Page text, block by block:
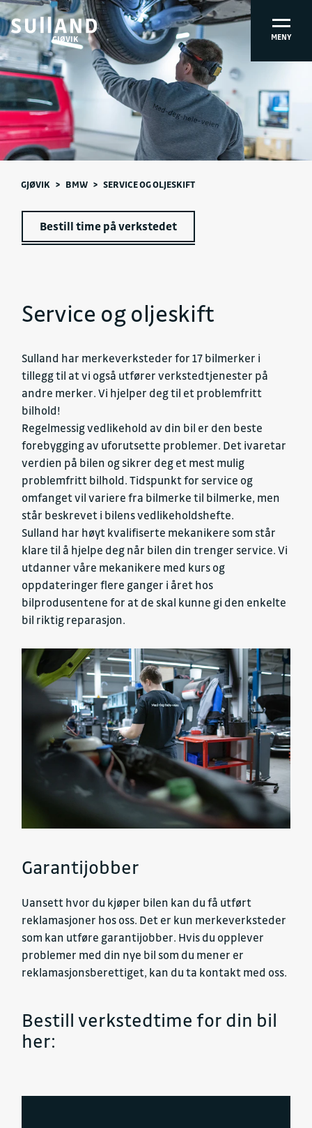
GJØVIK MENY
GJØVIK > BMW > SERVICE OG OLJESKIFT
Bestill time på verkstedet
Service og oljeskift
Sulland har merkeverksteder for 17 bilmerker i
tillegg til at vi også utfører verkstedtjenester på
andre merker. Vi hjelper deg til et problemfritt
bilhold!
Regelmessig vedlikehold av din bil er den beste
forebygging av uforutsette problemer. Det ivaretar
verdien på bilen og sikrer deg et mest mulig
problemfritt bilhold. Tidspunkt for service og
omfanget vil variere fra bilmerke til bilmerke, men
står beskrevet i bilens vedlikeholdshefte.
Sulland har høyt kvalifiserte mekanikere som står
klare til å hjelpe deg når bilen din trenger service. Vi
utdanner våre mekanikere med kurs og
oppdateringer flere ganger i året hos
bilprodusentene for at de skal kunne gi den enkelte
bil riktig reparasjon.
Garantijobber
Uansett hvor du kjøper bilen kan du få utført
reklamasjoner hos oss. Det er kun merkeverksteder
som kan utføre garantijobber. Hvis du opplever
problemer med din nye bil som du mener er
reklamasjonsberettiget, kan du ta kontakt med oss.
Bestill verkstedtime for din bil
her: